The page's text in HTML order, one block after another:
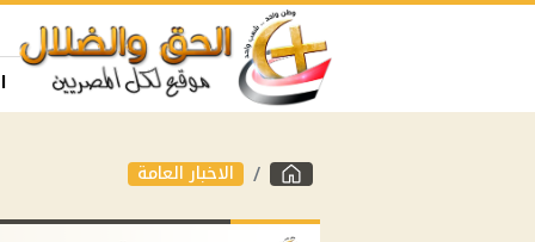
الاخبار العامة